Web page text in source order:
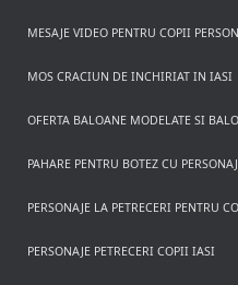
MESAJE VIDEO PENTRU COPII
MOS CRACIUN DE INCHIRIAT IN IASI
OFERTA BALOANE MODELATE SI
PAHARE PENTRU BOTEZ CU
PERSONAJE LA PETRECERI PENTRU
PERSONAJE PETRECERI COPII IASI